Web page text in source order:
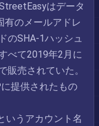
はデータ
有のメールアドレ
のSHA-1ハッシュ
べて2019年2月に
販売されていた。
提供されたもの
いうアカウント名